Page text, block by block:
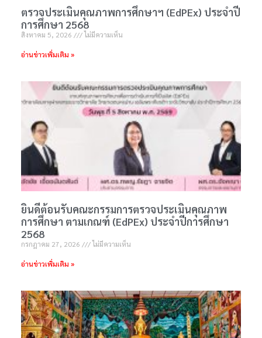
ตรวจประเมินคุณภาพการศึกษาฯ (EdPEx) ประจำปี
การศึกษา 2568
สิงหาคม 5, 2026 ไม่มีความเห็น
อ่านข่าวเพิ่มเติม »
ยินดีต้อนรับคณะกรรมการตรวจประเมินคุณภาพ
การศึกษา ตามเกณฑ์ (EdPEx) ประจำปีการศึกษา
2568
กรกฎาคม 27, 2026 ไม่มีความเห็น
อ่านข่าวเพิ่มเติม »